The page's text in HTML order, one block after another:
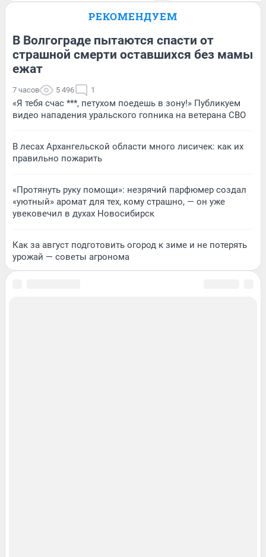
РЕКОМЕНДУЕМ
В Волгограде пытаются спасти от
страшной смерти оставшихся без мамы
ежат
7 часов 5 496 1
«Я тебя счас ***, петухом поедешь в зону!» Публикуем
видео нападения уральского гопника на ветерана СВО
В лесах Архангельской области много лисичек: как их
правильно пожарить
«Протянуть руку помощи»: незрячий парфюмер создал
«уютный» аромат для тех, кому страшно, — он уже
увековечил в духах Новосибирск
Как за август подготовить огород к зиме и не потерять
урожай — советы агронома